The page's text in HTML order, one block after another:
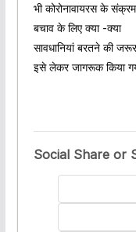
भी कोरोनावायरस के
बचाव के लिए क्या -क्या
सावधानियां बरतने की
इसे लेकर जागरूक किया
Social Share or